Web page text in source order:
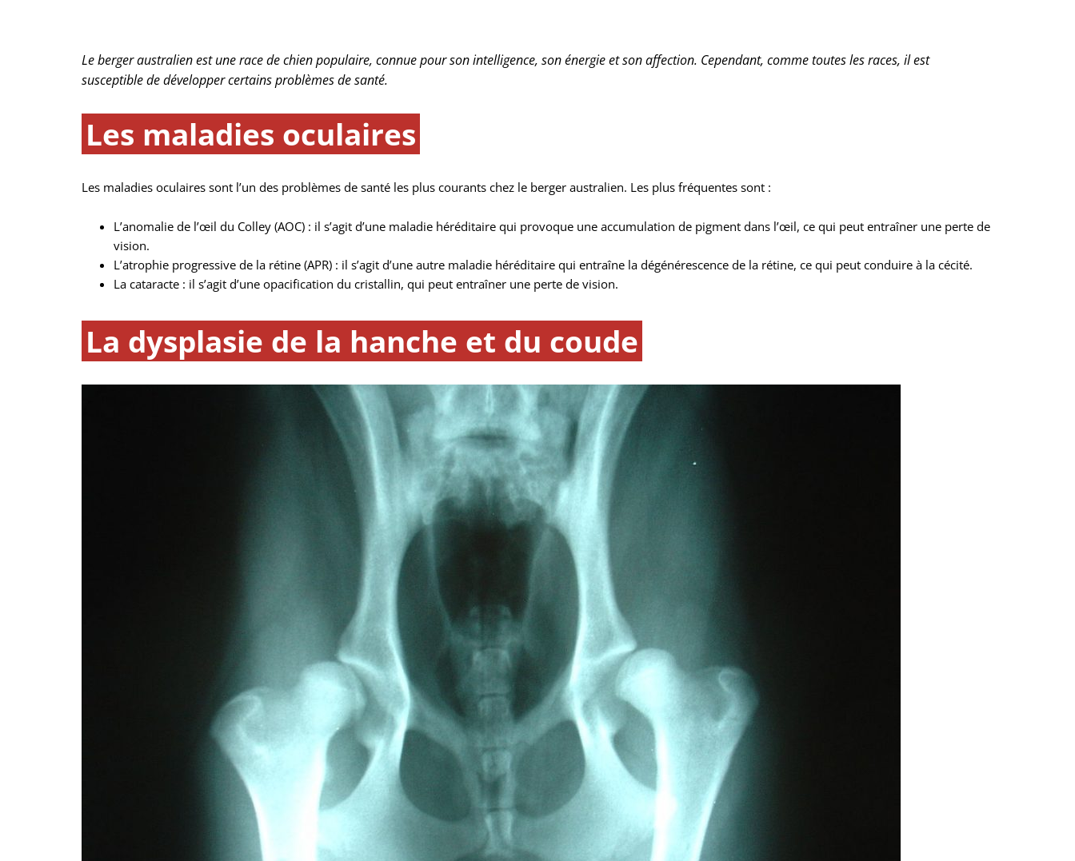
Le berger australien est une race de chien populaire, connue pour son intelligence, son énergie et son affection. Cependant, comme toutes les races, il est
susceptible de développer certains problèmes de santé.
Les maladies oculaires
Les maladies oculaires sont l’un des problèmes de santé les plus courants chez le berger australien. Les plus fréquentes sont :
L’anomalie de l’œil du Colley (AOC) : il s’agit d’une maladie héréditaire qui provoque une accumulation de pigment dans l’œil, ce qui peut entraîner une perte de
vision.
L’atrophie progressive de la rétine (APR) : il s’agit d’une autre maladie héréditaire qui entraîne la dégénérescence de la rétine, ce qui peut conduire à la cécité.
La cataracte : il s’agit d’une opacification du cristallin, qui peut entraîner une perte de vision.
La dysplasie de la hanche et du coude